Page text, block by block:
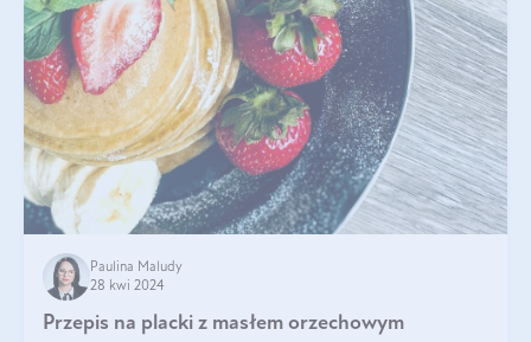
Paulina Maludy
28 kwi 2024
Przepis na placki z masłem orzechowym